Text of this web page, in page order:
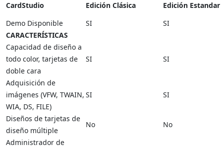
CardStudio Edición Clásica
Edición Estandar
Demo Disponible
SI
SI
CARACTERÍSTICAS
Capacidad de diseño a
todo color, tarjetas de
doble cara
SI SI
Adquisición de
imágenes (VFW, TWAIN,
WIA, DS, FILE)
SI SI
Diseños de tarjetas de
diseño múltiple
No
No
Administrador de